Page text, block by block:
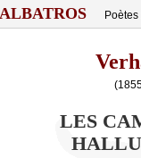
Poètes
LES